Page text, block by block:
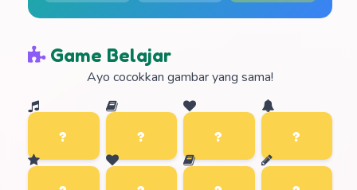
Game Belajar
Ayo cocokkan gambar yang sama!